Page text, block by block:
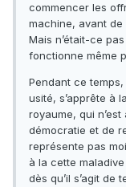
commencer les
machine, avant de
Mais n’était-ce
fonctionne même
Pendant ce
usité, s’apprête à
royaume, qui
démocratie et de
représente pas
à la cette
dès qu’il s’agit de